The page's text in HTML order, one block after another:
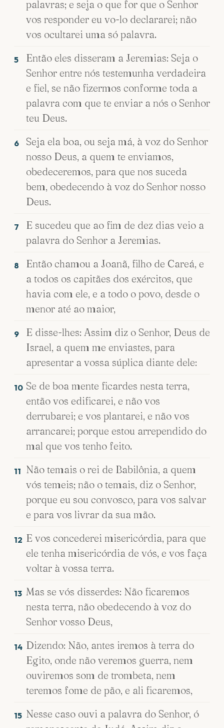
palavras; e seja o que for que o Senhor
vos responder eu vo-lo declararei; não
vos ocultarei uma só palavra.
5
Então eles disseram a Jeremias: Seja o
Senhor entre nós testemunha verdadeira
e fiel, se não fizermos conforme toda a
palavra com que te enviar a nós o Senhor
teu Deus.
6
Seja ela boa, ou seja má, à voz do Senhor
nosso Deus, a quem te enviamos,
obedeceremos, para que nos suceda
bem, obedecendo à voz do Senhor nosso
Deus.
7
E sucedeu que ao fim de dez dias veio a
palavra do Senhor a Jeremias.
8
Então chamou a Joanã, filho de Careá, e
a todos os capitães dos exércitos, que
havia com ele, e a todo o povo, desde o
menor até ao maior,
9
E disse-lhes: Assim diz o Senhor, Deus de
Israel, a quem me enviastes, para
apresentar a vossa súplica diante dele:
10 Se de boa mente ficardes nesta terra,
então vos edificarei, e não vos
derrubarei; e vos plantarei, e não vos
arrancarei; porque estou arrependido do
mal que vos tenho feito.
11 Não temais o rei de Babilônia, a quem
vós temeis; não o temais, diz o Senhor,
porque eu sou convosco, para vos salvar
e para vos livrar da sua mão.
12 E vos concederei misericórdia, para que
ele tenha misericórdia de vós, e vos faça
voltar à vossa terra.
13 Mas se vós disserdes: Não ficaremos
nesta terra, não obedecendo à voz do
Senhor vosso Deus,
14 Dizendo: Não, antes iremos à terra do
Egito, onde não veremos guerra, nem
ouviremos som de trombeta, nem
teremos fome de pão, e ali ficaremos,
15 Nesse caso ouvi a palavra do Senhor, ó